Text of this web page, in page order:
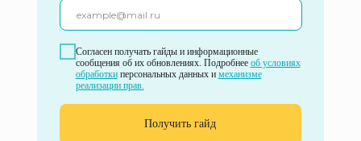
Согласен получать гайды и информационные
сообщения об их обновлениях. Подробнее об условиях
обработкиперсональных данных и механизме
реализации прав.
Получить гайд